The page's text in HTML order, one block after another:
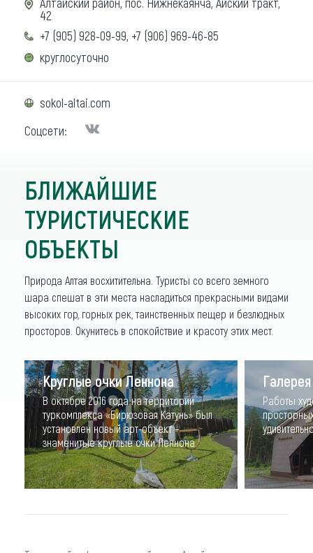
42
+7 (905) 928-09-99, +7 (906) 969-46-85
круглосуточно
sokol-altai.com
Соцсети:
БЛИЖАЙШИЕ
ТУРИСТИЧЕСКИЕ
ОБЪЕКТЫ
Природа Алтая восхитительна. Туристы со всего земного
шара спешат в эти места насладиться прекрасными видами
высоких гор, горных рек, таинственных пещер и безлюдных
просторов. Окунитесь в спокойствие и красоту этих мест.
Круглые очки Леннона
В октябре 2016 года на территории
туркомплекса «Бирюзовая Катунь» был
установлен новый арт-объект –
знаменитые круглые очки Леннона.
Работы